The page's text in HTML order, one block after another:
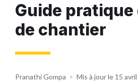
Guide
de chantier
Pranathi Gompa • Mis à jour le 15